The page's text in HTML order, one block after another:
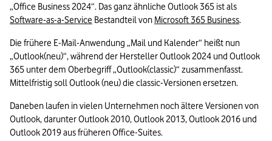
Software-as-a-Service Bestandteil von Microsoft 365 Business.
Die frühere E-Mail-Anwendung „Mail und Kalender“ heißt nun
„Outlook(neu)“, während der Hersteller Outlook 2024 und Outlook
365 unter dem Oberbegriff „Outlook(classic)“ zusammenfasst.
Mittelfristig soll Outlook (neu) die classic-Versionen ersetzen.
Daneben laufen in vielen Unternehmen noch ältere Versionen von
Outlook, darunter Outlook 2010, Outlook 2013, Outlook 2016 und
Outlook 2019 aus früheren Office-Suites.